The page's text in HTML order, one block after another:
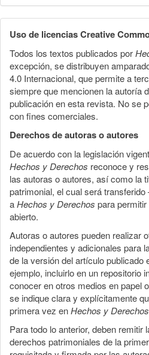
Uso de licencias Creative
Todos los textos publicados por
excepción, se distribuyen
4.0 Internacional, que permite a
siempre que mencionen la autoría
publicación en esta revista. No se
con fines comerciales.
Derechos de autoras o autores
De acuerdo con la legislación
Hechos y Derechos reconoce y
las autoras o autores, así como la
patrimonial, el cual será
aHechos y Derechos para
abierto.
Autoras o autores pueden realizar
independientes y adicionales para
de la versión del artículo publicado
ejemplo, incluirlo en un repositorio
conocer en otros medios en papel
se indique clara y explícitamente
primera vez enHechos y Derechos
Para todo lo anterior, deben remitir
derechos patrimoniales de la